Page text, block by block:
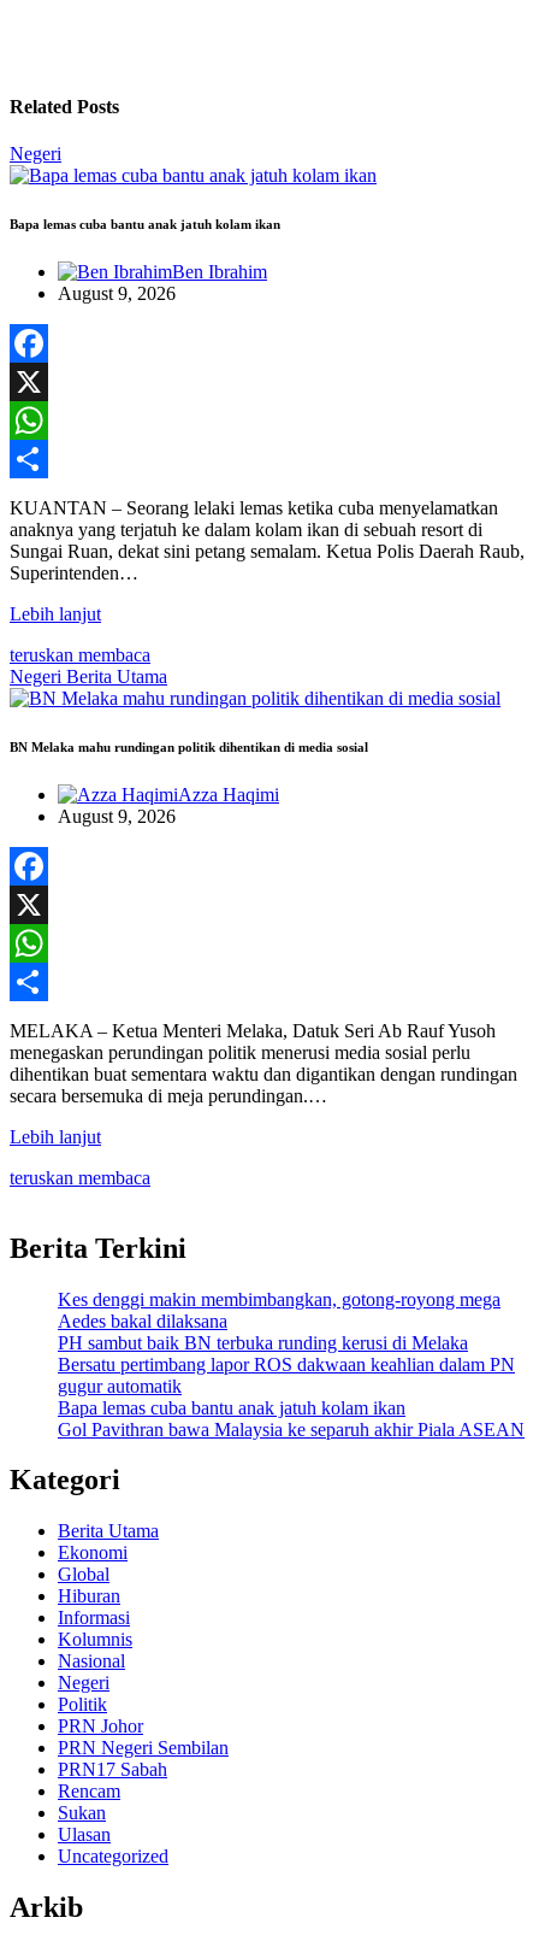
Related Posts
Negeri
Bapa lemas cuba bantu anak jatuh kolam ikan
Ben Ibrahim
August 9, 2026
Facebook
X
WhatsApp
Share
KUANTAN – Seorang lelaki lemas ketika cuba menyelamatkan
anaknya yang terjatuh ke dalam kolam ikan di sebuah resort di
Sungai Ruan, dekat sini petang semalam. Ketua Polis Daerah Raub,
Superintenden…
Lebih lanjut
teruskan membaca
Negeri Berita Utama
BN Melaka mahu rundingan politik dihentikan di media sosial
Azza Haqimi
August 9, 2026
Facebook
X
WhatsApp
Share
MELAKA – Ketua Menteri Melaka, Datuk Seri Ab Rauf Yusoh
menegaskan perundingan politik menerusi media sosial perlu
dihentikan buat sementara waktu dan digantikan dengan rundingan
secara bersemuka di meja perundingan.…
Lebih lanjut
teruskan membaca
Berita Terkini
Kes denggi makin membimbangkan, gotong-royong mega
Aedes bakal dilaksana
PH sambut baik BN terbuka runding kerusi di Melaka
Bersatu pertimbang lapor ROS dakwaan keahlian dalam PN
gugur automatik
Bapa lemas cuba bantu anak jatuh kolam ikan
Gol Pavithran bawa Malaysia ke separuh akhir Piala ASEAN
Kategori
Berita Utama
Ekonomi
Global
Hiburan
Informasi
Kolumnis
Nasional
Negeri
Politik
PRN Johor
PRN Negeri Sembilan
PRN17 Sabah
Rencam
Sukan
Ulasan
Uncategorized
Arkib